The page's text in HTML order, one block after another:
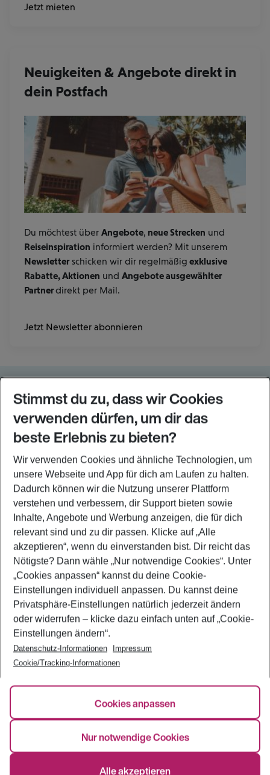
Jetzt Angebote
mieten
Neuigkeiten & Angebote direkt in
dein Postfach
Du möchtest über Angebote, neue Strecken und
Reiseinspiration informiert werden? Mit unserem
Newsletterschicken wir dir regelmäßig exklusive
Rabatte, Aktionen und Angebote ausgewählter
Partnerdirekt per Mail.
Jetzt Newsletter abonnieren
Reise entspannter. Hol dir die Eurowings App.
Häufig besuchte Seiten
Über uns
Partner & Angebote
Beliebte Verbindungen
Rechtliche Informationen
Sitemap
ABB Entgeltordnung
Datenschutz
Cookie-Einstellungen ändern
Impressum
Nutzungsbestimmungen
Passagierrechte Israel
Passagierrechte Saudi-Arabien
Erklärung zur Barrierefreiheit
* Basic-Tarif, soweit nicht anders gekennzeichnet – es entstehen Zuschläge
bei Gepäckaufgabe und Flughafen Check-in. Preis pro Flugstrecke und
Person. Begrenzte Sitzplatzkontingente.
Stimmst du zu, dass wir Cookies
verwenden dürfen, um dir das
beste Erlebnis zu bieten?
Wir verwenden Cookies und ähnliche Technologien, um
unsere Webseite und App für dich am Laufen zu halten.
Dadurch können wir die Nutzung unserer Plattform
verstehen und verbessern, dir Support bieten sowie
Inhalte, Angebote und Werbung anzeigen, die für dich
relevant sind und zu dir passen. Klicke auf„Alle
akzeptieren“, wenn du einverstanden bist. Dir reicht das
Nötigste? Dann wähle „Nur notwendige Cookies“. Unter
„Cookies anpassen“ kannst du deine Cookie-
Einstellungen individuell anpassen. Du kannst deine
Privatsphäre-Einstellungen natürlich jederzeit ändern
oder widerrufen – klicke dazu einfach unten auf„Cookie-
Einstellungen ändern“.
Datenschutz-Informationen
Impressum
Cookie/Tracking-Informationen
Cookies anpassen
Nur notwendige Cookies
Alle akzeptieren